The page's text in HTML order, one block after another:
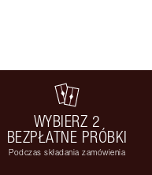
WYBIERZ 2
BEZPŁATNE PRÓBKI
Podczas składania zamówienia